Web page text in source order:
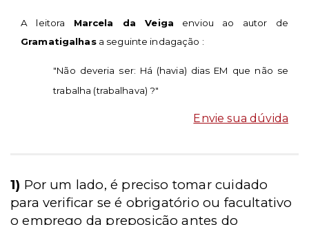
A leitora Marcela da Veiga enviou ao autor de
Gramatigalhasa seguinte indagação :
"Não deveria ser: Há (havia) dias EM que não se
trabalha (trabalhava) ?"
Envie sua dúvida
1) Por um lado, é preciso tomar cuidado
para verificar se é obrigatório ou facultativo
o emprego da preposição antes do